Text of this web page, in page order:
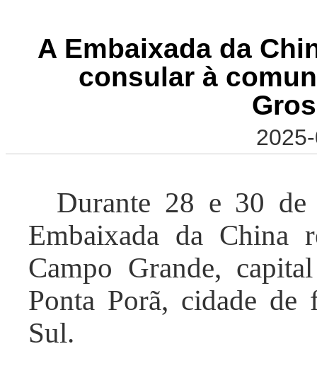
A Embaixada da
consular à
Durante 28 e 30 de
Embaixada da China
Campo Grande,
Ponta Porã, cidade
Sul.